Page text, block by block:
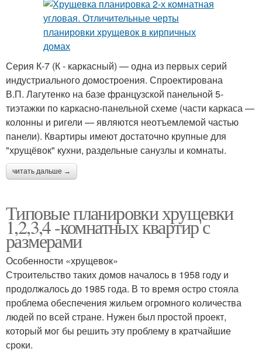
Серия К-7 (К - каркасный) — одна из первых серий
индустриального домостроения. Спроектирована
В.П. Лагутенко на базе французской панельной 5-
тиэтажки по каркасно-панельной схеме (части каркаса —
колонны и ригели — являются неотъемлемой частью
панели). Квартиры имеют достаточно крупные для
"хрущёвок" кухни, раздельные санузлы и комнаты.
читать дальше →
Типовые планировки хрущевки
1,2,3,4 -комнатных квартир с
размерами
Особенности «хрущевок»
Строительство таких домов началось в 1958 году и
продолжалось до 1985 года. В то время остро стояла
проблема обеспечения жильем огромного количества
людей по всей стране. Нужен был простой проект,
который мог бы решить эту проблему в кратчайшие
сроки.